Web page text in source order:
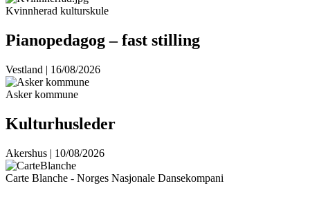
Kvinnherad kulturskule
Pianopedagog – fast stilling
Vestland | 16/08/2026
Asker kommune
Kulturhusleder
Akershus | 10/08/2026
Carte Blanche - Norges Nasjonale Dansekompani